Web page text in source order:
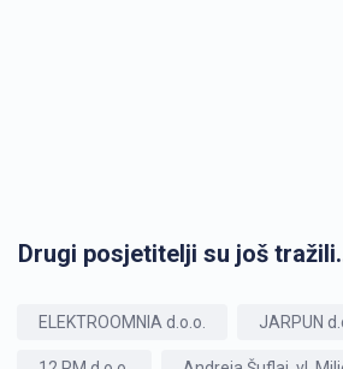
Drugi posjetitelji su još
ELEKTROOMNIA d.o.o. JARPUN